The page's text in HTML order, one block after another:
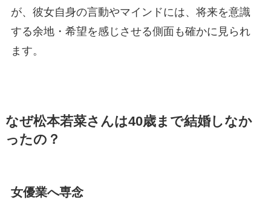
が、彼女自身の言動やマインドには、将来を意識
する余地・希望を感じさせる側面も確かに見られ
ます。
なぜ松本若菜さんは40歳まで結婚しなか
ったの？
女優業へ専念